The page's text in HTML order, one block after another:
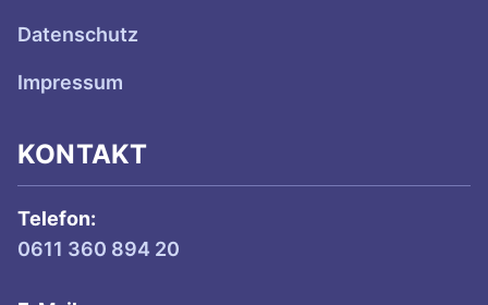
Datenschutz
Impressum
KONTAKT
Telefon:
0611 360 894 20